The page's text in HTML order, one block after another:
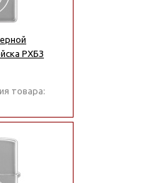
РХБЗ
товара: